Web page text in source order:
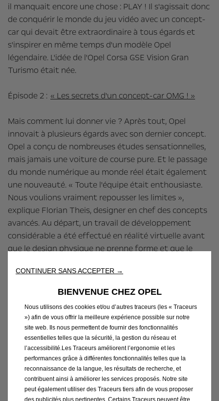
il manquait encore une chose : PLAY ! Il s'agissait donc
de conquérir le monde du jeu vidéo avec un concept-
car qui devait être extraordinaire à tous égards et
s'inspirer en même temps d'un modèle Opel
légendaire. L'idée de l'Opel Corsa GSE Vision Gran
Turismo était née.
Épisode 2 : « Les secrets d'un concept-car OMG ! »
Mais comment lui donner vie ? Après tout, Opel
innovait à plusieurs égards avec son dernier concept.
Opel a conçu de nombreuses études sensationnelles,
mais jamais une voiture de course pure. Et le passage
du monde numérique au monde réel était également
une nouveauté. « Toute l'équipe était enthousiaste.
Nous voulions vraiment repousser les limites »,
explique Florian Theis, designer en chef des concepts
avancés. Au départ, un travail de développement
considérable a été effectué en réalité virtuelle avant
que le design physique ne prenne forme et que le
puisse enfin être assemblé.
Puis le moment est arrivé : les dirigeants d'Opel ont
pu voir le concept-car fini pour la première fois. « OMG
! Un moment super émouvant », résume Florian Theis.
Plus précis, plus élégant, plus technique et encore
plus émouvant : tous les objectifs de conception
poursuivis pendant le processus de développement
CONTINUER SANS ACCEPTER →
BIENVENUE CHEZ OPEL
Nous utilisons des cookies et/ou d’autres traceurs (les « Traceurs
») afin de vous offrir la meilleure expérience possible sur notre
site web. Ils nous permettent de fournir des fonctionnalités
essentielles telles que la sécurité, la gestion du réseau et
l’accessibilité.Les Traceurs améliorent l’ergonomie et les
performances grâce à différentes fonctionnalités telles que la
reconnaissance de la langue, les résultats de recherche, et
contribuent ainsi à améliorer les services proposés. Notre site
peut également utiliser des Traceurs tiers afin de vous proposer
des publicités plus pertinentes. Certains Traceurs peuvent être